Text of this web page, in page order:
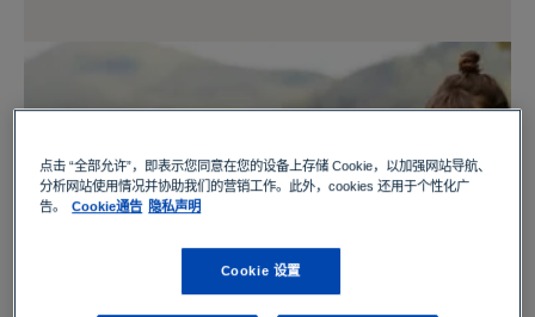
点击 “全部允许”，即表示您同意在您的设备上存储 Cookie，以加强网站导航、
分析网站使用情况并协助我们的营销工作。此外，cookies 还用于个性化广
告。
Cookie通告 隐私声明
Cookie 设置